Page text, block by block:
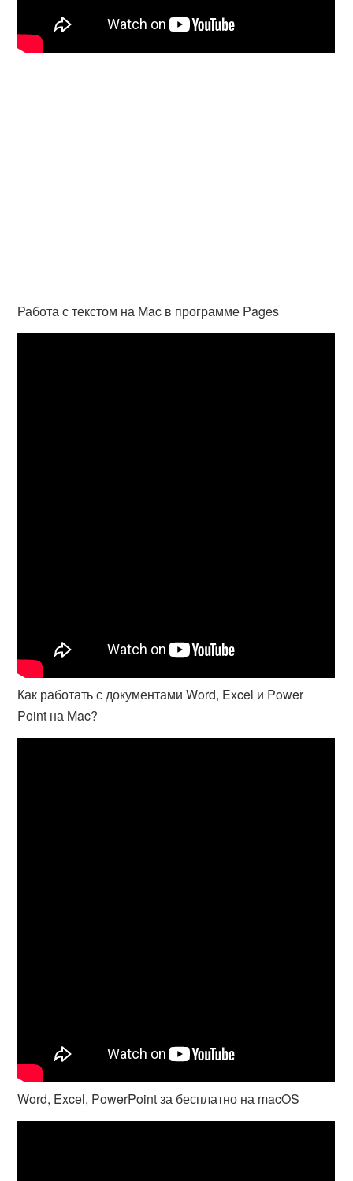
Работа с текстом на Mac в программе Pages
Как работать с документами Word, Excel и Power
Point на Mac?
Word, Excel, PowerPoint за бесплатно на macOS